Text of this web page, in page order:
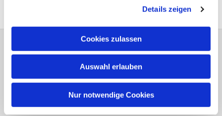
Details zeigen
Cookies zulassen
Auswahl erlauben
Nur notwendige Cookies
Anregungen demWebmaster
Anschrift der evang.- Luth.
Kirchengemeinde Elsen
Erlöserkirche, Gemeindehaus,